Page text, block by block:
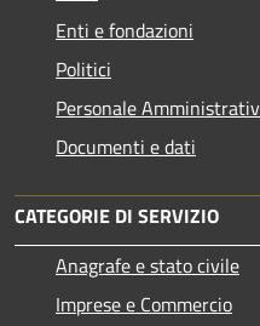
Enti e fondazioni
Politici
Personale
Documenti e dati
CATEGORIE DI SERVIZIO
Anagrafe e stato civile
Imprese e Commercio